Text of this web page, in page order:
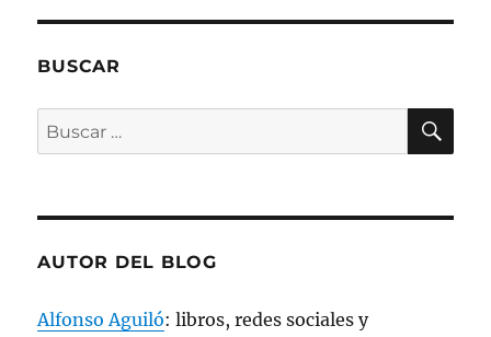
a
n
a
BUSCAR
Buscar
por:
AUTOR DEL BLOG
Alfonso Aguiló: libros, redes sociales y